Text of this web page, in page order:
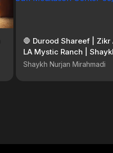
🛑 Durood Shareef |
LA Mystic Ranch |
Meditation Center 05/02
Shaykh Nurjan Mirahmadi